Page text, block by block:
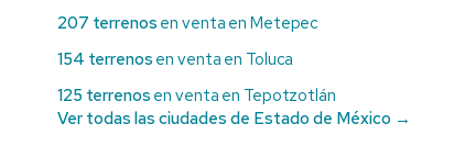
207 terrenos en venta en Metepec
154 terrenos en venta en Toluca
125 terrenos en venta en Tepotzotlán
Ver todas las ciudades de Estado de México →